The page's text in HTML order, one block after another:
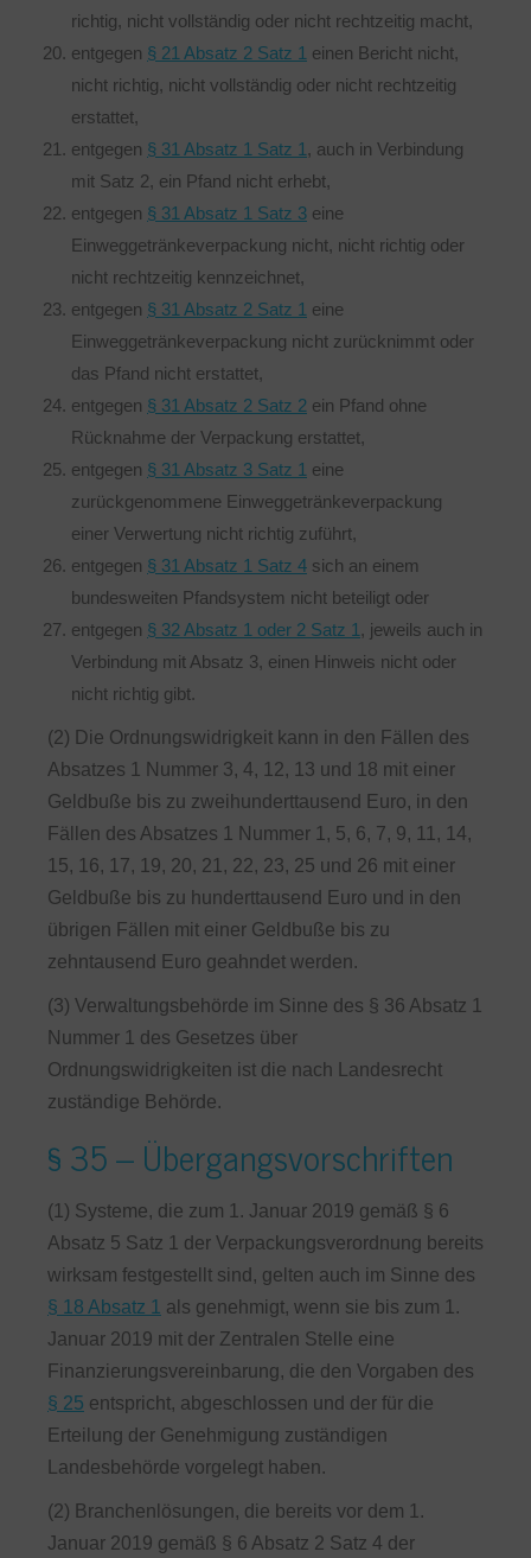
richtig, nicht vollständig oder nicht rechtzeitig macht,
entgegen § 21 Absatz 2 Satz 1 einen Bericht nicht,
nicht richtig, nicht vollständig oder nicht rechtzeitig
erstattet,
entgegen § 31 Absatz 1 Satz 1 , auch in Verbindung
mit Satz 2, ein Pfand nicht erhebt,
entgegen § 31 Absatz 1 Satz 3 eine
Einweggetränkeverpackung nicht, nicht richtig oder
nicht rechtzeitig kennzeichnet,
entgegen § 31 Absatz 2 Satz 1 eine
Einweggetränkeverpackung nicht zurücknimmt oder
das Pfand nicht erstattet,
entgegen § 31 Absatz 2 Satz 2 ein Pfand ohne
Rücknahme der Verpackung erstattet,
entgegen § 31 Absatz 3 Satz 1 eine
zurückgenommene Einweggetränkeverpackung
einer Verwertung nicht richtig zuführt,
entgegen § 31 Absatz 1 Satz 4 sich an einem
bundesweiten Pfandsystem nicht beteiligt oder
entgegen § 32 Absatz 1 oder 2 Satz 1 , jeweils auch in
Verbindung mit Absatz 3, einen Hinweis nicht oder
nicht richtig gibt.
(2) Die Ordnungswidrigkeit kann in den Fällen des
Absatzes 1 Nummer 3, 4, 12, 13 und 18 mit einer
Geldbuße bis zu zweihunderttausend Euro, in den
Fällen des Absatzes 1 Nummer 1, 5, 6, 7, 9, 11, 14,
15, 16, 17, 19, 20, 21, 22, 23, 25 und 26 mit einer
Geldbuße bis zu hunderttausend Euro und in den
übrigen Fällen mit einer Geldbuße bis zu
zehntausend Euro geahndet werden.
(3) Verwaltungsbehörde im Sinne des § 36 Absatz 1
Nummer 1 des Gesetzes über
Ordnungswidrigkeiten ist die nach Landesrecht
zuständige Behörde.
§ 35 – Übergangsvorschriften
(1) Systeme, die zum 1. Januar 2019 gemäß § 6
Absatz 5 Satz 1 der Verpackungsverordnung bereits
wirksam festgestellt sind, gelten auch im Sinne des
§ 18 Absatz 1 als genehmigt, wenn sie bis zum 1.
Januar 2019 mit der Zentralen Stelle eine
Finanzierungsvereinbarung, die den Vorgaben des
§ 25 entspricht, abgeschlossen und der für die
Erteilung der Genehmigung zuständigen
Landesbehörde vorgelegt haben.
(2) Branchenlösungen, die bereits vor dem 1.
Januar 2019 gemäß § 6 Absatz 2 Satz 4 der